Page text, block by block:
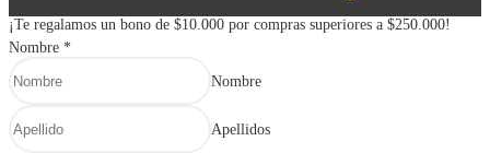
¡Te regalamos un bono de $10.000 por compras superiores a $250.000!
Nombre *
Nombre
Apellidos